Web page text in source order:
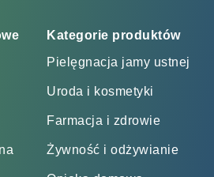
Kategorie produktów
Pielęgnacja jamy ustnej
Uroda i kosmetyki
Farmacja i zdrowie
Żywność i odżywianie